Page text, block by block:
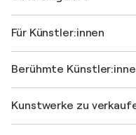
Einen Gutschein
Werden Sie Mitglied
Ihr Konto
+49 30 31196995
FAQ
Singulart-Magazin
Jobs
Entdecken Sie
Für Künstler:innen
Als Künstler anmelden
Berühmte
Marc Chagall
Kunstwerke zu